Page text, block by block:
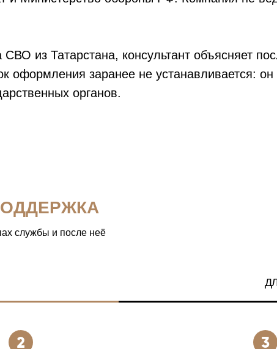
из Татарстана, консультант объясняет
оформления заранее не устанавливается:
органов.
службы и после неё